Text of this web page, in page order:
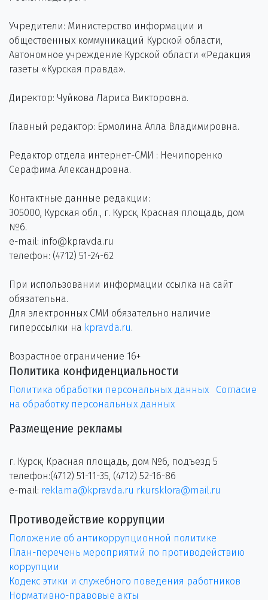
Учредители: Министерство информации и
общественных коммуникаций Курской области,
Автономное учреждение Курской области «Редакция
газеты «Курская правда».
Директор: Чуйкова Лариса Викторовна.
Главный редактор: Ермолина Алла Владимировна.
Редактор отдела интернет-СМИ : Нечипоренко
Серафима Александровна.
Контактные данные редакции:
305000, Курская обл., г. Курск, Красная площадь, дом
№6.
e-mail: info@kpravda.ru
телефон: (4712) 51-24-62
При использовании информации ссылка на сайт
обязательна.
Для электронных СМИ обязательно наличие
гиперссылки на kpravda.ru.
Возрастное ограничение 16+
Политика конфиденциальности
Политика обработки персональных данных
Согласие
на обработку персональных данных
Размещение рекламы
г. Курск, Красная площадь, дом №6, подъезд 5
телефон:(4712) 51-11-35, (4712) 52-16-86
e-mail: reklama@kpravda.ru rkursklora@mail.ru
Противодействие коррупции
Положение об антикоррупционной политике
План-перечень мероприятий по противодействию
коррупции
Кодекс этики и служебного поведения работников
Нормативно-правовые акты